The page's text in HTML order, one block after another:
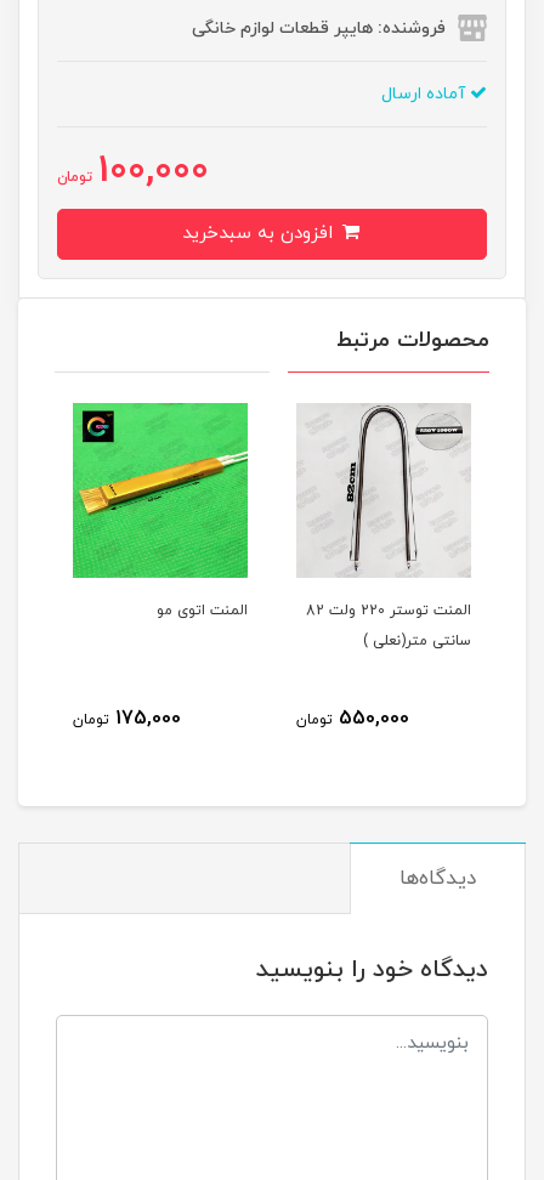
فروشنده: هایپر قطعات لوازم خانگی
آماده ارسال
100,000 تومان
محصولات مرتبط
المنت توستر 220 ولت 82
سانتی متر(نعلی )
550,000 تومان
المنت اتوی مو
175,000 تومان
دیدگاه‌ها
دیدگاه خود را بنویسید